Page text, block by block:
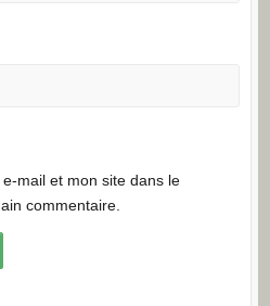
mail et mon site dans le
commentaire.